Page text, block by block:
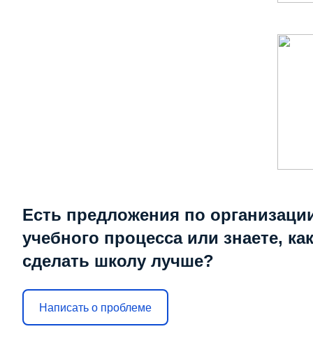
Есть предложения по
учебного процесса или знаете, как
сделать школу лучше?
Написать о проблеме